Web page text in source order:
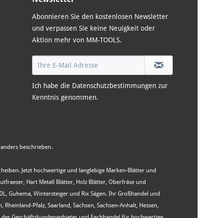
Abonnieren Sie den kostenlosen Newsletter
und verpassen Sie keine Neuigkeit oder
Aktion mehr von MM-TOOLS.
Ich habe die Datenschutzbestimmungen zur
Kenntnis genommen.
beschrieben.
Jetzt hochwertige und langlebige Marken-Blätter und
Hart Metall Blätter, Holz Blätter, Oberfräse und
Guhema, Wintersteiger und Rix Sägen. Ihr Großhandel und
Pfalz, Saarland, Sachsen, Sachsen-Anhalt, Hessen,